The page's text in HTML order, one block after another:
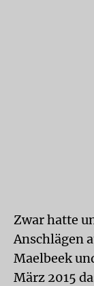
Zwar hatte
Anschlägen
Maelbeek
März 2015